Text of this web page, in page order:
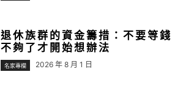
退休族群的資金籌措：不要等錢
不夠了才開始想辦法
名家專欄 2026 年 8 月 1 日